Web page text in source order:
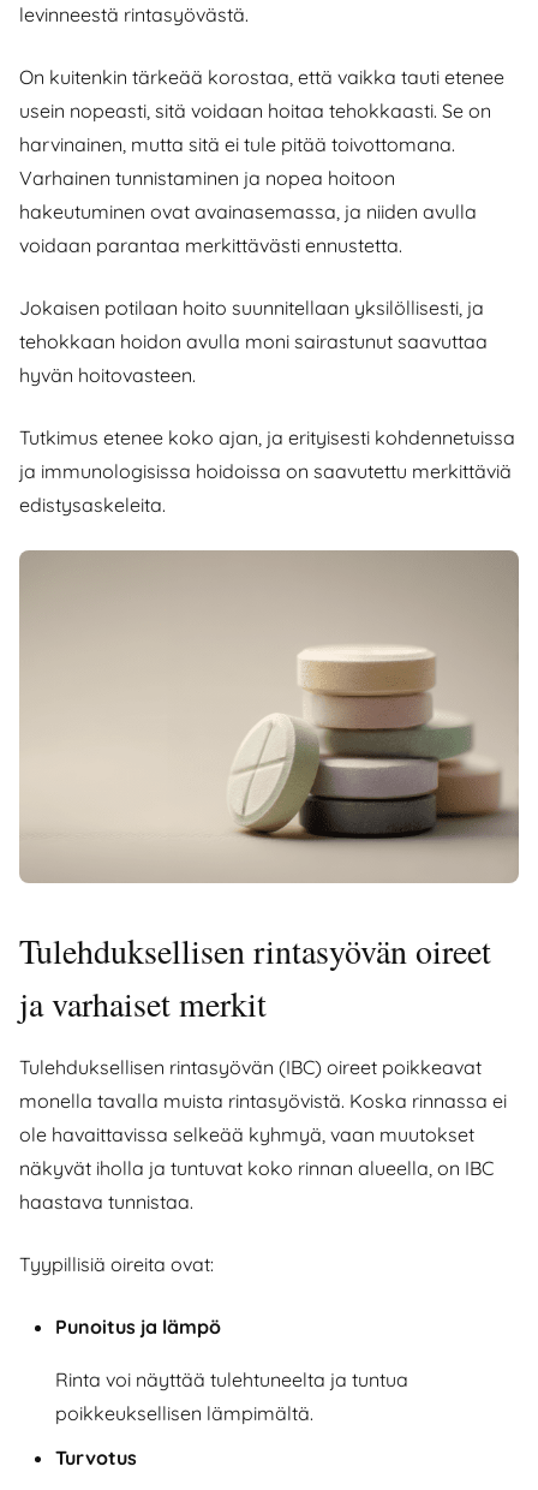
levinneestä rintasyövästä.
On kuitenkin tärkeää korostaa, että vaikka tauti etenee
usein nopeasti, sitä voidaan hoitaa tehokkaasti. Se on
harvinainen, mutta sitä ei tule pitää toivottomana.
Varhainen tunnistaminen ja nopea hoitoon
hakeutuminen ovat avainasemassa, ja niiden avulla
voidaan parantaa merkittävästi ennustetta.
Jokaisen potilaan hoito suunnitellaan yksilöllisesti, ja
tehokkaan hoidon avulla moni sairastunut saavuttaa
hyvän hoitovasteen.
Tutkimus etenee koko ajan, ja erityisesti kohdennetuissa
ja immunologisissa hoidoissa on saavutettu merkittäviä
edistysaskeleita.
Tulehduksellisen rintasyövän oireet
ja varhaiset merkit
Tulehduksellisen rintasyövän (IBC) oireet poikkeavat
monella tavalla muista rintasyövistä. Koska rinnassa ei
ole havaittavissa selkeää kyhmyä, vaan muutokset
näkyvät iholla ja tuntuvat koko rinnan alueella, on IBC
haastava tunnistaa.
Tyypillisiä oireita ovat:
Punoitus ja lämpö
Rinta voi näyttää tulehtuneelta ja tuntua
poikkeuksellisen lämpimältä.
Turvotus